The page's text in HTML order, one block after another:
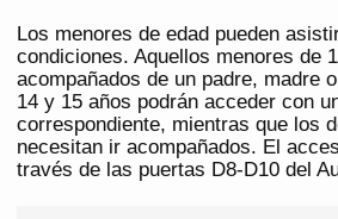
Los menores de edad pueden
condiciones. Aquellos menores de
acompañados de un padre, madre
14 y 15 años podrán acceder con
correspondiente, mientras que los
necesitan ir acompañados. El
través de las puertas D8-D10 del